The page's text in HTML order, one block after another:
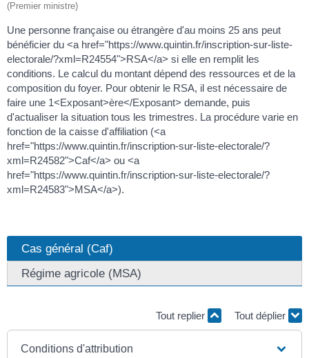
(Premier ministre)
Une personne française ou étrangère d'au moins 25 ans peut
bénéficier du <a href="https://www.quintin.fr/inscription-sur-liste-
electorale/?xml=R24554">RSA</a> si elle en remplit les
conditions. Le calcul du montant dépend des ressources et de la
composition du foyer. Pour obtenir le RSA, il est nécessaire de
faire une 1<Exposant>ère</Exposant> demande, puis
d'actualiser la situation tous les trimestres. La procédure varie en
fonction de la caisse d'affiliation (<a
href="https://www.quintin.fr/inscription-sur-liste-electorale/?
xml=R24582">Caf</a> ou <a
href="https://www.quintin.fr/inscription-sur-liste-electorale/?
xml=R24583">MSA</a>).
Cas général (Caf)
Régime agricole (MSA)
Tout replier Tout déplier
Conditions d'attribution